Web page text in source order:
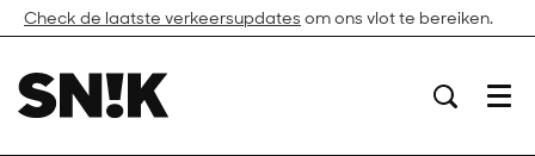
Check de laatste verkeersupdates om ons vlot te bereiken.
Menu